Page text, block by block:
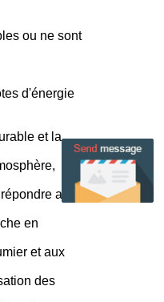
ou ne sont
d'énergie
et la
aux
en
et aux
des